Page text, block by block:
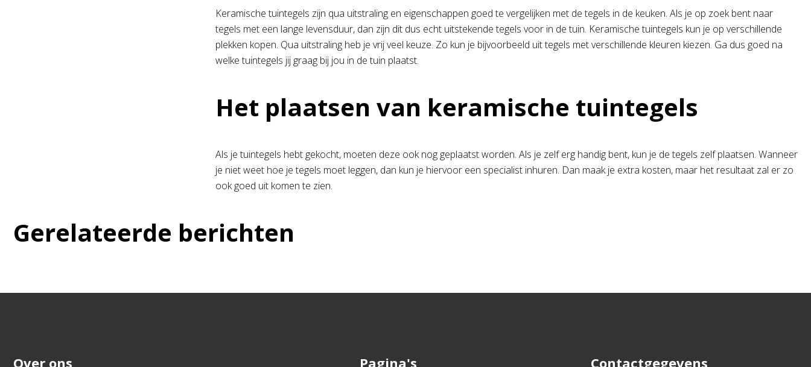
Keramische tuintegels zijn qua uitstraling en eigenschappen goed te vergelijken met de tegels in de keuken. Als je op zoek bent naar
tegels met een lange levensduur, dan zijn dit dus echt uitstekende tegels voor in de tuin. Keramische tuintegels kun je op verschillende
plekken kopen. Qua uitstraling heb je vrij veel keuze. Zo kun je bijvoorbeeld uit tegels met verschillende kleuren kiezen. Ga dus goed na
welke tuintegels jij graag bij jou in de tuin plaatst.
Het plaatsen van keramische tuintegels
Als je tuintegels hebt gekocht, moeten deze ook nog geplaatst worden. Als je zelf erg handig bent, kun je de tegels zelf plaatsen. Wanneer
je niet weet hoe je tegels moet leggen, dan kun je hiervoor een specialist inhuren. Dan maak je extra kosten, maar het resultaat zal er zo
ook goed uit komen te zien.
Gerelateerde berichten
Over ons Pagina's Contactgegevens